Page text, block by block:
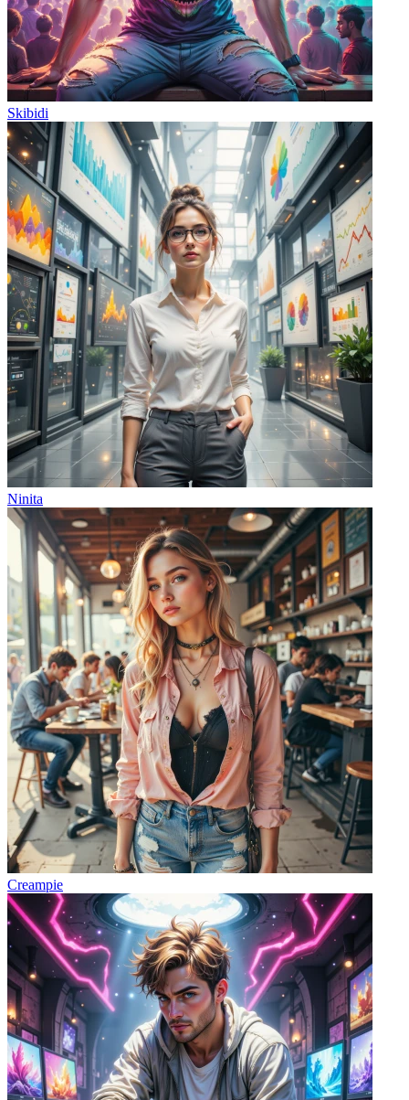
Skibidi
Ninita
Creampie